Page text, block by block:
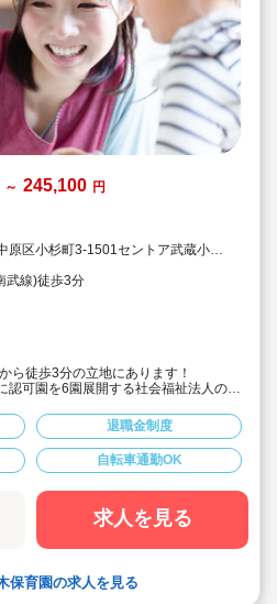
～ 245,100 円
原区小杉町3-1501セントア武蔵小杉
武線)徒歩3分
ら徒歩3分の立地にあります！
可園を6園展開する社会福祉法人の求
定しており安心です！
、昇給率等、大変充実しており、いつ
まる人気の園さんです！
！年間休日数も123日と多いです！
職員保育士さんの年収が376万円と高
与も園の場所も福利厚生も全て充実
メです！
退職金制度
自転車通勤OK
求人を見る
保育園の求人を見る